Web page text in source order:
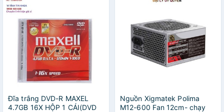
Đĩa trắng DVD-R MAXEL
4.7GB 16X HỘP 1 CÁI(DVD
Nguồn Xigmatek Polima
M12-600 Fan 12cm- chạy